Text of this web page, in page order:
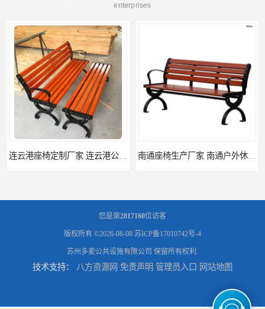
enterprises
连云港座椅定制厂家 连云港公园座椅制品厂 连云港景区休闲座椅定做价格 南通座椅生产厂家 南通户外休闲椅制品厂 南通公园座椅定制价格
南通塑料垃圾桶生产厂家 南通塑料分类垃圾桶定做 南通小区垃圾桶批发价格 连云港分类垃圾桶生产厂 连云港塑料垃圾桶 制品厂 连云港景区垃圾桶定做
您是第2817160位访客
版权所有 ©2026-08-08 苏ICP备17010742号-4
苏州多麦公共设施有限公司 保留所有权利.
技术支持： 八方资源网 免责声明 管理员入口 网站地图